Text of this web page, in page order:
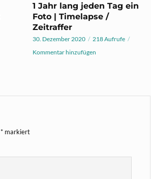
1 Jahr lang jeden Tag ein
Foto | Timelapse /
Zeitraffer
30. Dezember 2020
218 Aufrufe
Kommentar hinzufügen
* markiert